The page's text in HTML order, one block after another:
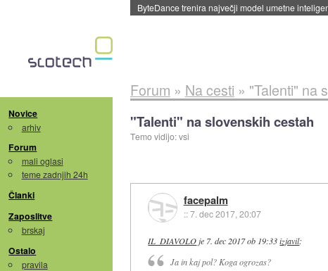
ByteDance trenira največji model umetne
Novice
arhiv
Forum
mali oglasi
teme zadnjih 24h
Članki
Zaposlitve
brskaj
Ostalo
pravila
Forum » Na cesti » "Talenti" na
"Talenti" na slovenskih cestah
Temo vidijo: vsi
facepalm
::7. dec 2017, 20:07
IL_DIAVOLO je 7. dec 2017 ob 19:33 izjavil:
Ja in kaj pol? Koga ogrozas?